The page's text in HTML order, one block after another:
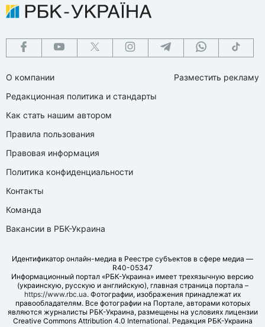
О компании
Редакционная политика и стандарты
Как стать нашим автором
Правила пользования
Правовая информация
Политика конфиденциальности
Контакты
Команда
Вакансии в РБК-Украина
Разместить рекламу
Идентификатор онлайн-медиа в Реестре субъектов в сфере медиа —
R40-05347
Информационный портал «РБК-Украина» имеет трехязычную версию
(украинскую, русскую и английскую), главная страница портала –
https://www.rbc.ua. Фотографии, изображения принадлежат их
правообладателям. Все фотографии на Портале, авторами которых
являются журналисты РБК-Украина, размещены на условиях лицензии
Creative Commons Attribution 4.0 International. Редакция РБК-Украина